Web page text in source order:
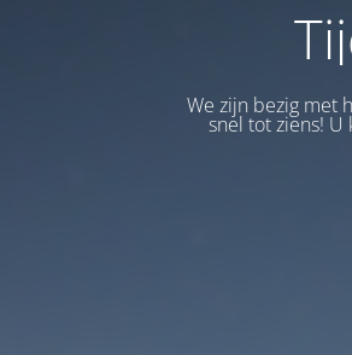
We zijn bezig met
snel tot ziens!